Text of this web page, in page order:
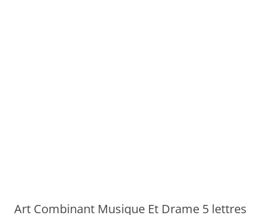
Art Combinant Musique Et Drame 5 lettres